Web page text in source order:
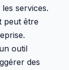
services.
peut être
outil
des